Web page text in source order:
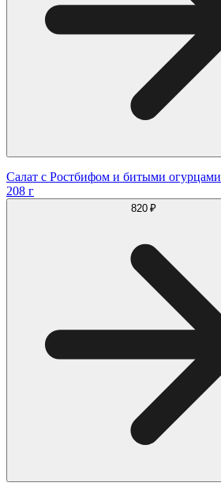
Салат с Ростбифом и битыми огурцами
208 г
820 ₽